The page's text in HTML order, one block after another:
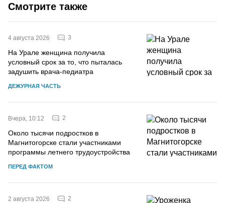
Смотрите также
4 августа 2026 3
На Урале женщина получила
условный срок за то, что пыталась
задушить врача-педиатра
ДЕЖУРНАЯ ЧАСТЬ
Вчера, 10:12 2
Около тысячи подростков в
Магнитогорске стали участниками
программы летнего трудоустройства
ПЕРЕД ФАКТОМ
2 августа 2026 2